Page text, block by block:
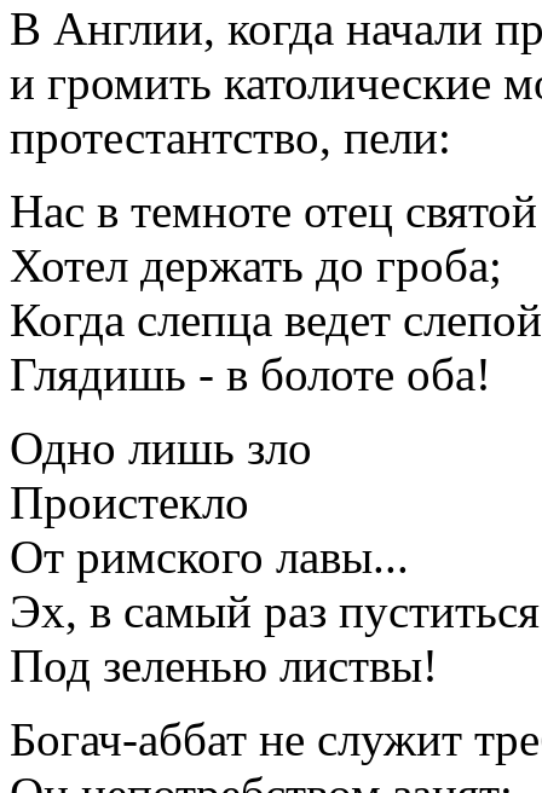
В Англии, когда начали
и громить католические
протестантство, пели:
Нас в темноте отец святой
Хотел держать до гроба;
Когда слепца ведет
Глядишь - в болоте оба!
Одно лишь зло
Проистекло
От римского лавы...
Эх, в самый раз
Под зеленью листвы!
Богач-аббат не служит